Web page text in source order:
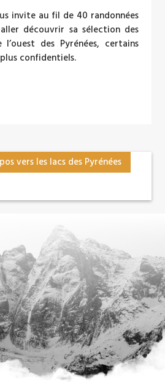
invite au fil de 40 randonnées
découvrir sa sélection des
des Pyrénées, certains
confidentiels.
vers les lacs des Pyrénées